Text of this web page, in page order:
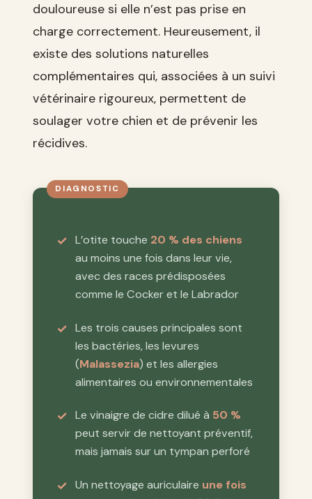
douloureuse si elle n’est pas prise en
charge correctement. Heureusement, il
existe des solutions naturelles
complémentaires qui, associées à un suivi
vétérinaire rigoureux, permettent de
soulager votre chien et de prévenir les
récidives.
L’otite touche 20 % des chiens
au moins une fois dans leur vie,
avec des races prédisposées
comme le Cocker et le Labrador
Les trois causes principales sont
les bactéries, les levures
(Malassezia) et les allergies
alimentaires ou environnementales
Le vinaigre de cidre dilué à 50 %
peut servir de nettoyant préventif,
mais jamais sur un tympan perforé
Un nettoyage auriculaire une fois